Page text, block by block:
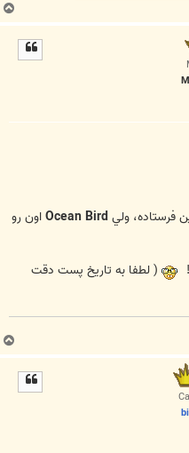
Ocean Birdاون رو
( لطفا به تاريخ پست دقت